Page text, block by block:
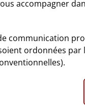
accompagner
communication
ordonnées par